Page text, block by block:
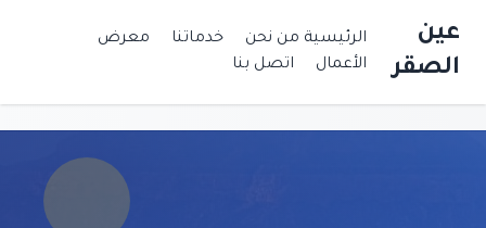
عين
الصقر
الرئيسية من نحن خدماتنا
معرض
الأعمال
اتصل بنا